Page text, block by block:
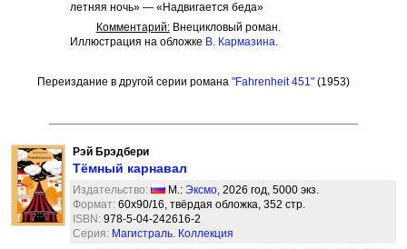
летняя ночь» — «Надвигается беда»
Комментарий:Внецикловый роман.
Иллюстрация на обложке В. Кармазина.
Переиздание в другой серии романа "Fahrenheit 451"(1953)
Рэй Брэдбери
Тёмный карнавал
Издательство: М.: Эксмо, 2026 год, 5000 экз.
Формат: 60x90/16, твёрдая обложка, 352 стр.
ISBN: 978-5-04-242616-2
Серия: Магистраль. Коллекция